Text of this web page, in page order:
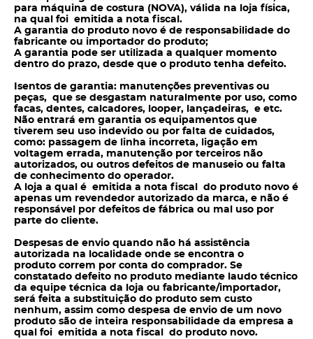
para máquina de costura (NOVA), válida na loja física,
na qual foi emitida a nota fiscal.
A garantia do produto novo é de responsabilidade do
fabricante ou importador do produto;
A garantia pode ser utilizada a qualquer momento
dentro do prazo, desde que o produto tenha defeito.
Isentos de garantia: manutenções preventivas ou
peças, que se desgastam naturalmente por uso, como
facas, dentes, calcadores, looper, lançadeiras, e etc.
Não entrará em garantia os equipamentos que
tiverem seu uso indevido ou por falta de cuidados,
como: passagem de linha incorreta, ligação em
voltagem errada, manutenção por terceiros não
autorizados, ou outros defeitos de manuseio ou falta
de conhecimento do operador.
A loja a qual é emitida a nota fiscal do produto novo é
apenas um revendedor autorizado da marca, e não é
responsável por defeitos de fábrica ou mal uso por
parte do cliente.
Despesas de envio quando não há assistência
autorizada na localidade onde se encontra o
produto correm por conta do comprador. Se
constatado defeito no produto mediante laudo técnico
da equipe técnica da loja ou fabricante/importador,
será feita a substituição do produto sem custo
nenhum, assim como despesa de envio de um novo
produto são de inteira responsabilidade da empresa a
qual foi emitida a nota fiscal do produto novo.